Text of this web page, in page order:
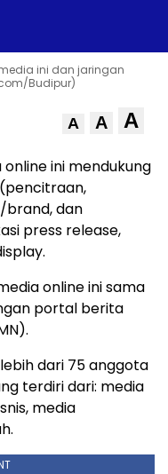
ini dan jaringan
Budipur)
A A A
online ini mendukung
brand, dan
press release,
online ini sama
portal berita
dari 75 anggota
terdiri dari: media
media